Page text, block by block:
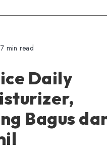
7 min read
Daily
Bagus